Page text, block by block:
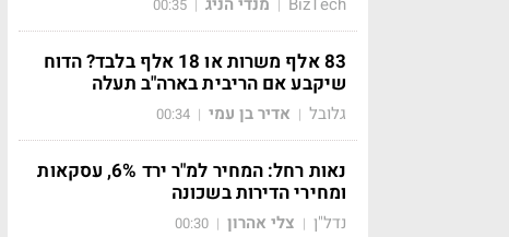
|
|
00:35
83 אלף משרות או 18 אלף בלבד? הדוח
שיקבע אם הריבית בארה"ב תעלה
גלובל | אדיר בן עמי |
00:34
נאות רחל: המחיר למ"ר ירד 6%, עסקאות
ומחירי הדירות בשכונה
נדל"ן | צלי אהרון |
00:30